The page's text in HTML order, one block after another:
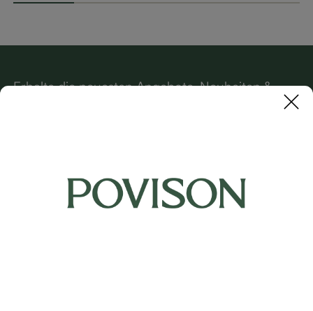
Erhalte die neuesten Angebote, Neuheiten &